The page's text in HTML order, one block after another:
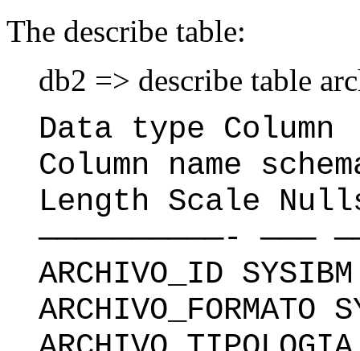
The describe table:
db2 => describe table
Data type Column
Column name
Length Scale
——————————- ———
ARCHIVO_ID